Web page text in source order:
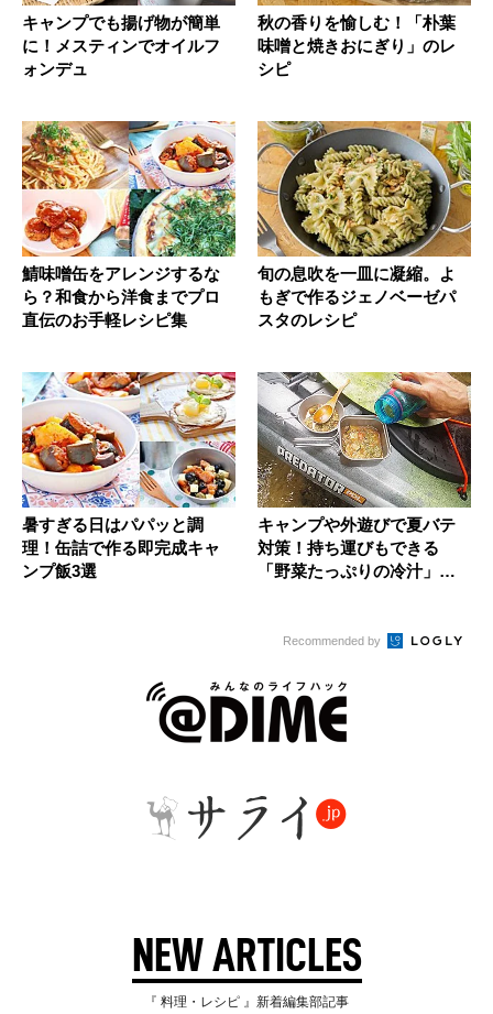
キャンプでも揚げ物が簡単
に！メスティンでオイルフ
ォンデュ
秋の香りを愉しむ！「朴葉
味噌と焼きおにぎり」のレ
シピ
鯖味噌缶をアレンジするな
ら？和食から洋食までプロ
直伝のお手軽レシピ集
旬の息吹を一皿に凝縮。よ
もぎで作るジェノベーゼパ
スタのレシピ
暑すぎる日はパパッと調
理！缶詰で作る即完成キャ
ンプ飯3選
キャンプや外遊びで夏バテ
対策！持ち運びもできる
「野菜たっぷりの冷汁」を
Recommended by
NEW ARTICLES
『 料理・レシピ 』新着編集部記事